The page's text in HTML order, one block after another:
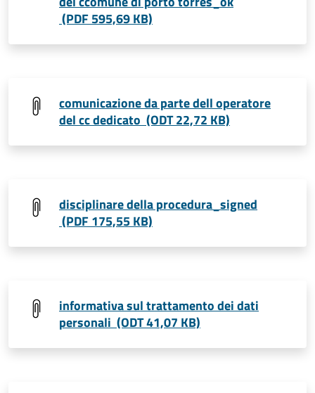
(PDF 595,69 KB)
comunicazione da parte dell operatore
del cc dedicato (ODT 22,72 KB)
disciplinare della procedura_signed
(PDF 175,55 KB)
informativa sul trattamento dei dati
personali (ODT 41,07 KB)